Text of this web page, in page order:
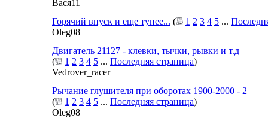
Вася11
Горячий впуск и еще тупее... ( 1 2 3 4 5 ...
Oleg08
Двигатель 21127 - клевки, тычки, рывки и т.д
(
1 2 3 4 5 ... Последняя страница)
Vedrover_racer
Рычание глушителя при оборотах 1900-2000 - 2
(
1 2 3 4 5 ... Последняя страница)
Oleg08